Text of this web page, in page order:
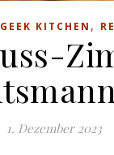
GEEK KITCHEN ,
1. Dezember 2023